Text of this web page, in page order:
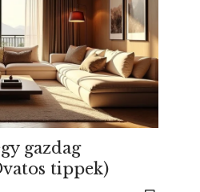
gazdag
tippek)